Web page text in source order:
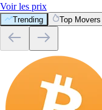
Voir les prix
Trending Top Movers